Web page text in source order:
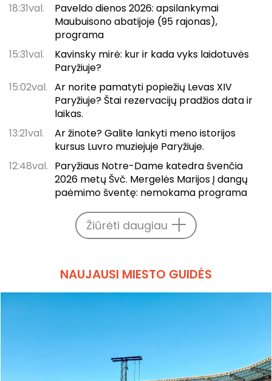
18:31val.
Paveldo dienos 2026: apsilankymai
Maubuisono abatijoje (95 rajonas),
programa
15:31val.
Kavinsky mirė: kur ir kada vyks laidotuvės
Paryžiuje?
15:02val. Ar norite pamatyti popiežių Levas XIV
Paryžiuje? Štai rezervacijų pradžios data ir
laikas.
13:21val.
Ar žinote? Galite lankyti meno istorijos
kursus Luvro muziejuje Paryžiuje.
12:48val. Paryžiaus Notre-Dame katedra švenčia
2026 metų Švč. Mergelės Marijos Į dangų
paėmimo šventę: nemokama programa
Žiūrėti daugiau
NAUJAUSI MIESTO GUIDĖS